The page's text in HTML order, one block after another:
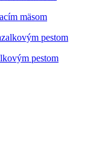
mäsom
pestom